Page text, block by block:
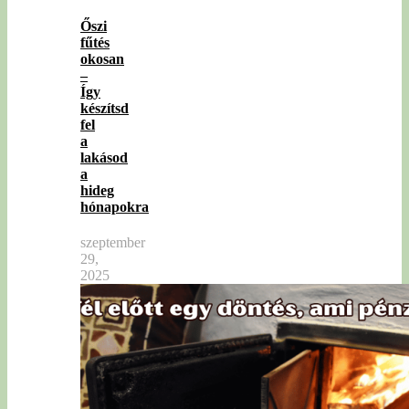
Őszi
fűtés
okosan
–
Így
készítsd
fel
a
lakásod
a
hideg
hónapokra
szeptember
29,
2025